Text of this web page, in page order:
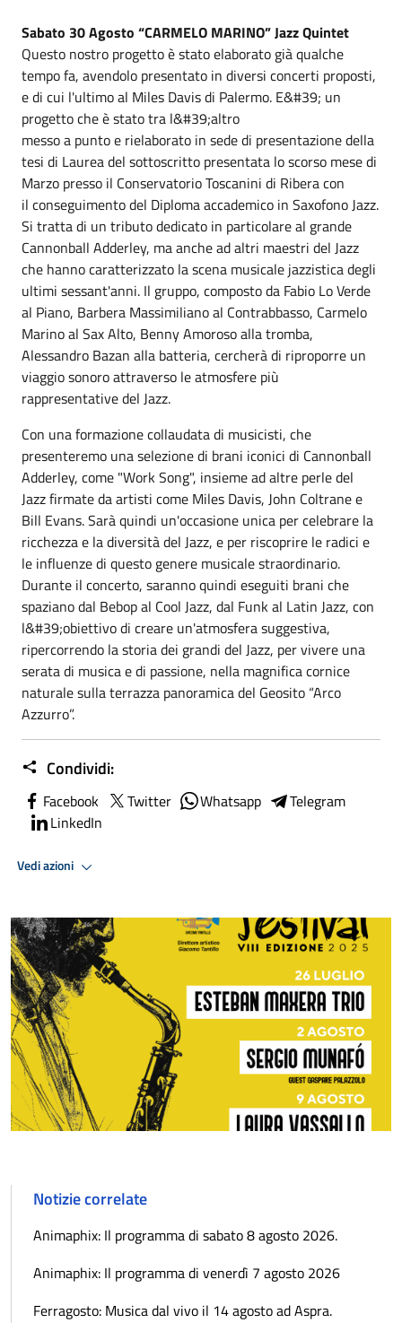
Sabato 30 Agosto “CARMELO MARINO” Jazz Quintet
Questo nostro progetto è stato elaborato già qualche
tempo fa, avendolo presentato in diversi concerti proposti,
e di cui l'ultimo al Miles Davis di Palermo. E&#39; un
progetto che è stato tra l&#39;altro
messo a punto e rielaborato in sede di presentazione della
tesi di Laurea del sottoscritto presentata lo scorso mese di
Marzo presso il Conservatorio Toscanini di Ribera con
il conseguimento del Diploma accademico in Saxofono Jazz.
Si tratta di un tributo dedicato in particolare al grande
Cannonball Adderley, ma anche ad altri maestri del Jazz
che hanno caratterizzato la scena musicale jazzistica degli
ultimi sessant'anni. Il gruppo, composto da Fabio Lo Verde
al Piano, Barbera Massimiliano al Contrabbasso, Carmelo
Marino al Sax Alto, Benny Amoroso alla tromba,
Alessandro Bazan alla batteria, cercherà di riproporre un
viaggio sonoro attraverso le atmosfere più
rappresentative del Jazz.
Con una formazione collaudata di musicisti, che
presenteremo una selezione di brani iconici di Cannonball
Adderley, come "Work Song", insieme ad altre perle del
Jazz firmate da artisti come Miles Davis, John Coltrane e
Bill Evans. Sarà quindi un'occasione unica per celebrare la
ricchezza e la diversità del Jazz, e per riscoprire le radici e
le influenze di questo genere musicale straordinario.
Durante il concerto, saranno quindi eseguiti brani che
spaziano dal Bebop al Cool Jazz, dal Funk al Latin Jazz, con
l&#39;obiettivo di creare un'atmosfera suggestiva,
ripercorrendo la storia dei grandi del Jazz, per vivere una
serata di musica e di passione, nella magnifica cornice
naturale sulla terrazza panoramica del Geosito “Arco
Azzurro”.
Condividi:
Facebook Twitter Whatsapp
Telegram
LinkedIn
Vedi azioni
Notizie correlate
Animaphix: Il programma di sabato 8 agosto 2026.
Animaphix: Il programma di venerdì 7 agosto 2026
Ferragosto: Musica dal vivo il 14 agosto ad Aspra.